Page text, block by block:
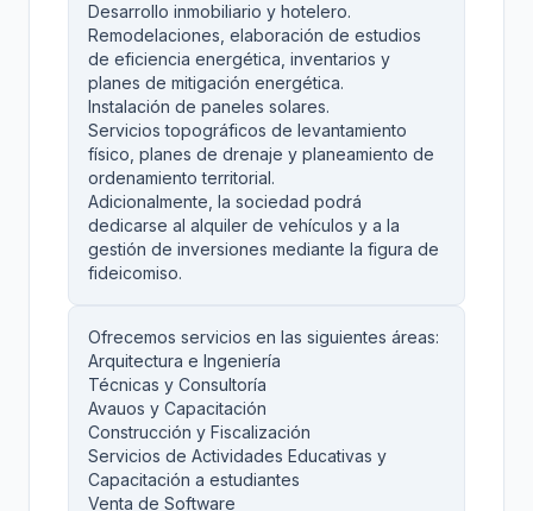
Desarrollo inmobiliario y hotelero.
Remodelaciones, elaboración de estudios
de eficiencia energética, inventarios y
planes de mitigación energética.
Instalación de paneles solares.
Servicios topográficos de levantamiento
físico, planes de drenaje y planeamiento de
ordenamiento territorial.
Adicionalmente, la sociedad podrá
dedicarse al alquiler de vehículos y a la
gestión de inversiones mediante la figura de
fideicomiso.
Ofrecemos servicios en las siguientes áreas:
Arquitectura e Ingeniería
Técnicas y Consultoría
Avauos y Capacitación
Construcción y Fiscalización
Servicios de Actividades Educativas y
Capacitación a estudiantes
Venta de Software